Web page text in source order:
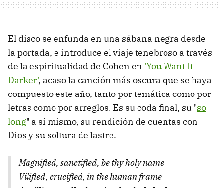
El disco se enfunda en una sábana negra desde
la portada, e introduce el viaje tenebroso a través
de la espiritualidad de Cohen en 'You Want It
Darker', acaso la canción más oscura que se haya
compuesto este año, tanto por temática como por
letras como por arreglos. Es su coda final, su "so
long" a sí mismo, su rendición de cuentas con
Dios y su soltura de lastre.
Magnified, sanctified, be thy holy name
Vilified, crucified, in the human frame